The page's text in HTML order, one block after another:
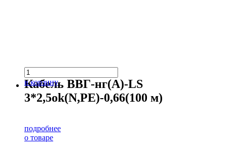
в корзину
Кабель ВВГ-нг(А)-LS
3*2,5ok(N,PE)-0,66(100 м)
подробнее
о товаре